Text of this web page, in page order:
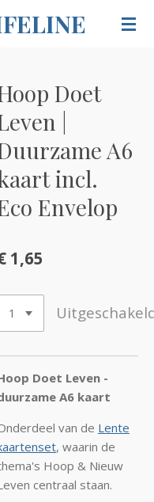
Doet
|
A6
incl.
Envelop
1,65
Doet Leven -
A6 kaart
van de Lente
, waarin de
Hoop & Nieuw
centraal staan.